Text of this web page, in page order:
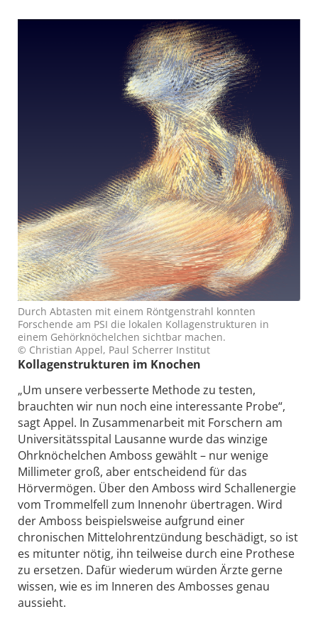
Durch Abtasten mit einem Röntgenstrahl konnten
Forschende am PSI die lokalen Kollagenstrukturen in
einem Gehörknöchelchen sichtbar machen.
© Christian Appel, Paul Scherrer Institut
Kollagenstrukturen im Knochen
„Um unsere verbesserte Methode zu testen,
brauchten wir nun noch eine interessante Probe“,
sagt Appel. In Zusammenarbeit mit Forschern am
Universitätsspital Lausanne wurde das winzige
Ohrknöchelchen Amboss gewählt – nur wenige
Millimeter groß, aber entscheidend für das
Hörvermögen. Über den Amboss wird Schallenergie
vom Trommelfell zum Innenohr übertragen. Wird
der Amboss beispielsweise aufgrund einer
chronischen Mittelohrentzündung beschädigt, so ist
es mitunter nötig, ihn teilweise durch eine Prothese
zu ersetzen. Dafür wiederum würden Ärzte gerne
wissen, wie es im Inneren des Ambosses genau
aussieht.